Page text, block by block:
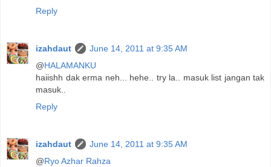
Reply
izahdaut
June 14, 2011 at 9:35 AM
@HALAMANKU
haiishh dak erma neh... hehe.. try la.. masuk list jangan tak
masuk..
Reply
izahdaut
June 14, 2011 at 9:35 AM
@Ryo Azhar Rahza